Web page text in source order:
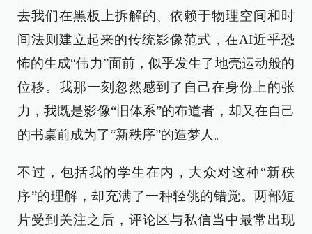
去我们在黑板上拆解的、依赖于物理空间和时
间法则建立起来的传统影像范式，在AI近乎恐
怖的生成“伟力”面前，似乎发生了地壳运动般的
位移。我那一刻忽然感到了自己在身份上的张
力，我既是影像“旧体系”的布道者，却又在自己
的书桌前成为了“新秩序”的造梦人。
不过，包括我的学生在内，大众对这种“新秩
序”的理解，却充满了一种轻佻的错觉。两部短
片受到关注之后，评论区与私信当中最常出现